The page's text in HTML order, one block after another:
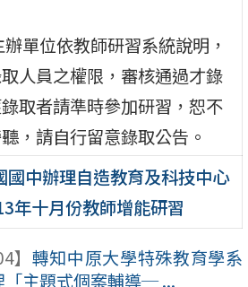
辦單位依教師研習系統說明，
人員之權限，審核通過才錄
取者請準時參加研習，恕不
，請自行留意錄取公告。
國中辦理自造教育及科技中心
年十月份教師增能研習
】 轉知中原大學特殊教育學系
「主題式個案輔導─ ...